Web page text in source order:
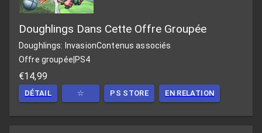
Doughlings Dans Cette Offre Groupée
Doughlings: InvasionContenus associés
Offre groupée PS4
€14,99
DÉTAIL ☆ PS STORE EN RELATION